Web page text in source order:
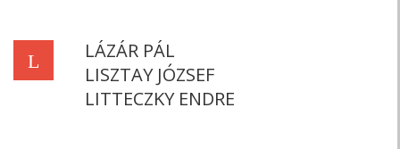
L
LÁZÁR PÁL
LISZTAY JÓZSEF
LITTECZKY ENDRE